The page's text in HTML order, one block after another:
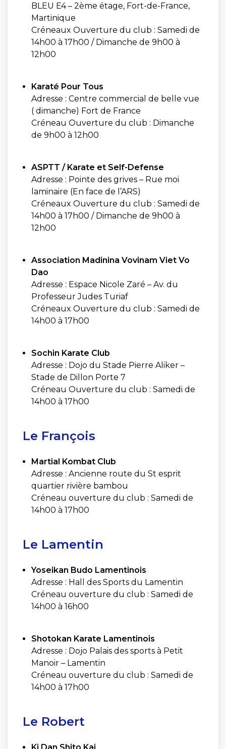
BLEU E4 – 2ème étage, Fort-de-France,
Martinique
Créneaux Ouverture du club : Samedi de
14h00 à 17h00 / Dimanche de 9h00 à
12h00
Karaté Pour Tous
Adresse : Centre commercial de belle vue
( dimanche) Fort de France
Créneau Ouverture du club : Dimanche
de 9h00 à 12h00
ASPTT / Karate et Self-Defense
Adresse : Pointe des grives – Rue moi
laminaire (En face de l’ARS)
Créneaux Ouverture du club : Samedi de
14h00 à 17h00 / Dimanche de 9h00 à
12h00
Association Madinina Vovinam Viet Vo
Dao
Adresse : Espace Nicole Zaré – Av. du
Professeur Judes Turiaf
Créneaux Ouverture du club : Samedi de
14h00 à 17h00
Sochin Karate Club
Adresse : Dojo du Stade Pierre Aliker –
Stade de Dillon Porte 7
Créneau Ouverture du club : Samedi de
14h00 à 17h00
Le François
Martial Kombat Club
Adresse : Ancienne route du St esprit
quartier rivière bambou
Créneau ouverture du club : Samedi de
14h00 à 17h00
Le Lamentin
Yoseikan Budo Lamentinois
Adresse : Hall des Sports du Lamentin
Créneau ouverture du club : Samedi de
14h00 à 16h00
Shotokan Karate Lamentinois
Adresse : Dojo Palais des sports à Petit
Manoir – Lamentin
Créneau ouverture du club : Samedi de
14h00 à 17h00
Le Robert